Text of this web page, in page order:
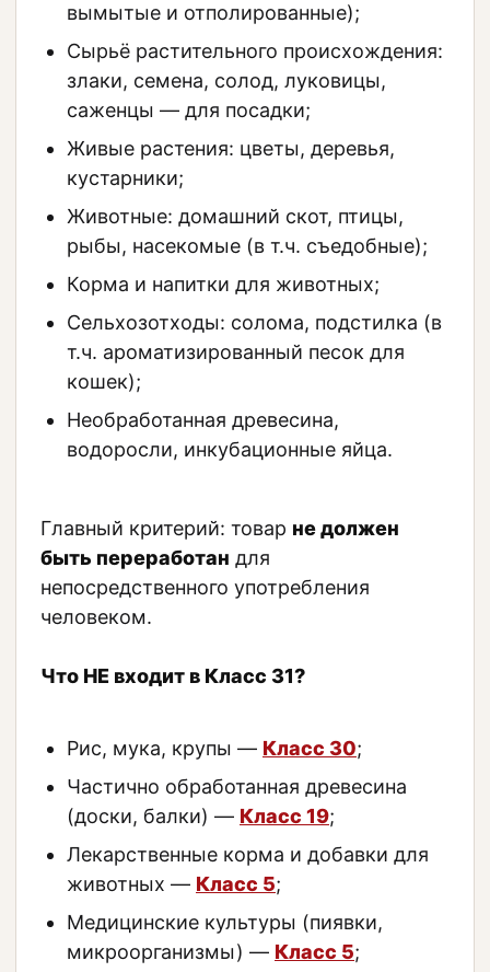
вымытые и отполированные);
Сырьё растительного происхождения:
злаки, семена, солод, луковицы,
саженцы — для посадки;
Живые растения: цветы, деревья,
кустарники;
Животные: домашний скот, птицы,
рыбы, насекомые (в т.ч. съедобные);
Корма и напитки для животных;
Сельхозотходы: солома, подстилка (в
т.ч. ароматизированный песок для
кошек);
Необработанная древесина,
водоросли, инкубационные яйца.
Главный критерий: товар не должен
быть переработан для
непосредственного употребления
человеком.
Что НЕ входит в Класс 31?
Рис, мука, крупы — Класс 30;
Частично обработанная древесина
(доски, балки) — Класс 19;
Лекарственные корма и добавки для
животных — Класс 5;
Медицинские культуры (пиявки,
микроорганизмы) — Класс 5;